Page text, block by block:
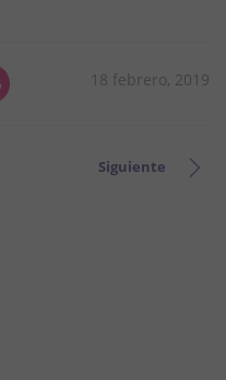
18 febrero, 2019
Siguiente